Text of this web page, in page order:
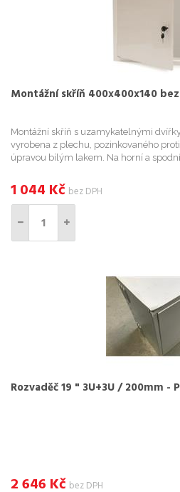
Montážní skříň 400x400x140
Montážní skříň s uzamykatelnými
vyrobena z plechu, pozinkovaného
úpravou bílým lakem. Na horní a
1 044 Kč bez DPH
Rozvaděč 19 " 3U+3U / 200mm -
2 646 Kč bez DPH